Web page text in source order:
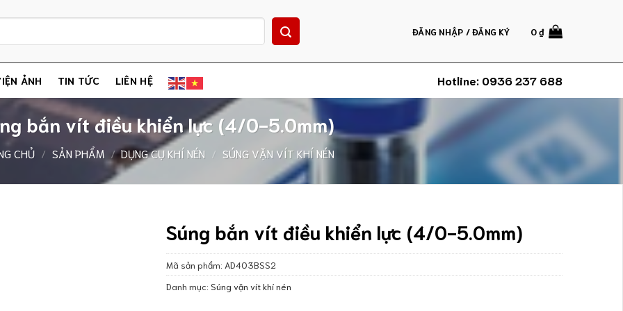
ĐĂNG NHẬP / ĐĂNG KÝ 0₫
ẢNH TIN TỨC LIÊN HỆ Hotline: 0936 237 688
bắn vít điều khiển lực (4/0-5.0mm)
CHỦ / SẢN PHẨM / DỤNG CỤ KHÍ NÉN / SÚNG VẶN VÍT KHÍ NÉN
Súng bắn vít điều khiển lực (4/0-5.0mm)
Mã sản phẩm: AD403BSS2
Danh mục: Súng vặn vít khí nén